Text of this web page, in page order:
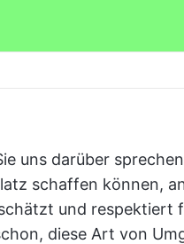
uns darüber
schaffen können,
und respektiert
diese Art von